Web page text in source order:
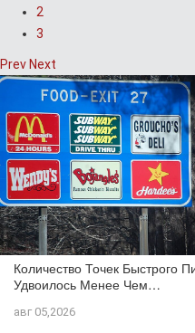
2
3
Prev Next
Количество Точек Быстрого
Удвоилось Менее Чем…
авг 05,2026